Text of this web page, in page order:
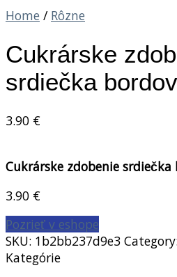
Home / Rôzne
Cukrárske
srdiečka
3.90 €
Cukrárske zdobenie srdiečka
3.90 €
Pozrieť v eshope
SKU: 1b2bb237d9e3 Category:
Kategórie